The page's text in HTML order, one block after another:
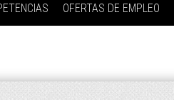
OFERTAS DE EMPLEO